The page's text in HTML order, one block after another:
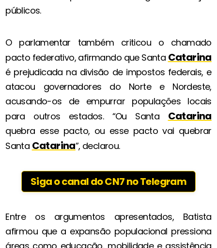
públicos.
O parlamentar também criticou o chamado
pacto federativo, afirmando que Santa Catarina
é prejudicada na divisão de impostos federais, e
atacou governadores do Norte e Nordeste,
acusando-os de empurrar populações locais
para outros estados. “Ou Santa Catarina
quebra esse pacto, ou esse pacto vai quebrar
Santa Catarina”, declarou.
Siga o canal do CN7 no Telegram
Entre os argumentos apresentados, Batista
afirmou que a expansão populacional pressiona